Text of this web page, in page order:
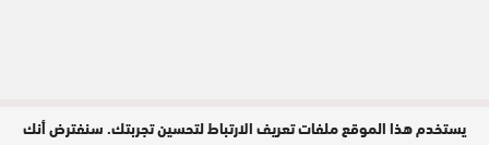
مدير النشر : محمد الحبيب هويدي / جميع
يستخدم هذا الموقع ملفات تعريف الارتباط لتحسين تجربتك. سنفترض أنك